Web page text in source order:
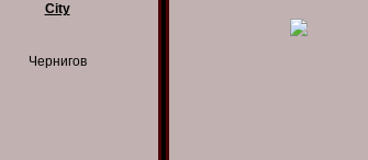
City
Чернигов